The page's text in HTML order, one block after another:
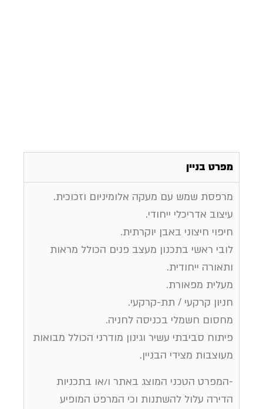
מפרט בניין
מרפסת שמש עם מעקה אלומיניום וזכוכית.
עיצוב אדריכלי ייחודי.
חיפוי חיצוני באבן יוקרתית.
לובי ראשי בתכנון מעצב פנים הכולל מראות
ותאורה ייחודית.
מעלית מפאורת.
חניון קרקעי / תת-קרקעי.
מחסום חשמלי בכניסה לחניה.
פיתוח סביבתי עשיר וגינון מודרני הכולל מבואות
מעוצבות מצידי הבניין.
-המפרט הטכני המוצג באתר ו/או בתכניות
הדירה עלול להשתנות וכי המרפט המופיע